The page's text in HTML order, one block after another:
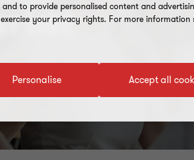
to provide personalised content and
your privacy rights. For more information
Accept all
Personalise